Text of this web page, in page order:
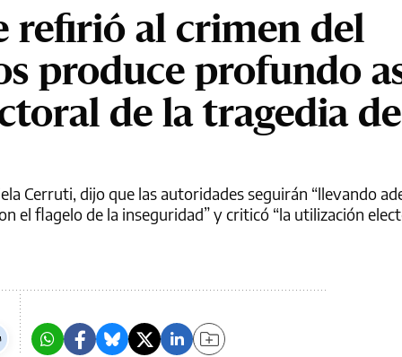
refirió al crimen del
produce profundo
de la tragedia
Cerruti, dijo que las autoridades seguirán “llevando
el flagelo de la inseguridad” y criticó “la utilización